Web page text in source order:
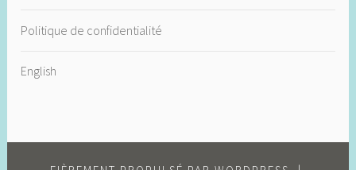
Politique de confidentialité
English